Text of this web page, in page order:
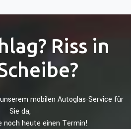
Riss in
mobilen Autoglas-Service für
Sie da,
noch heute einen Termin!